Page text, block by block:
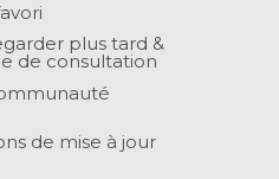
plus tard &
de consultation
de mise à jour